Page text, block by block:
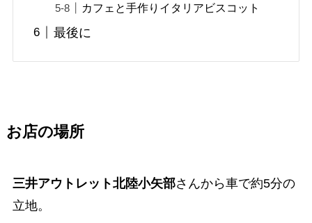
カフェと手作りイタリアビスコット
最後に
お店の場所
三井アウトレット北陸小矢部さんから車で約5分の
立地。